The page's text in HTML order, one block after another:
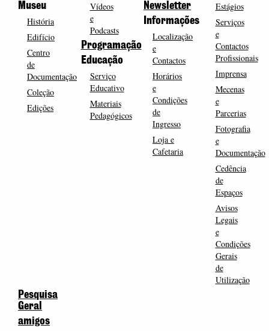
Museu
História
Edifício
Centro
de
Documentação
Coleção
Edições
Vídeos
e
Podcasts
Programação
Educação
Serviço
Educativo
Materiais
Pedagógicos
Newsletter
Informações
Localização
e
Contactos
Horários
e
Condições
de
Ingresso
Loja e
Cafetaria
Estágios
Serviços
e
Contactos
Profissionais
Imprensa
Mecenas
e
Parcerias
Fotografia
e
Documentação
Cedência
de
Espaços
Avisos
Legais
e
Condições
Gerais
de
Utilização
Pesquisa
Geral
amigos